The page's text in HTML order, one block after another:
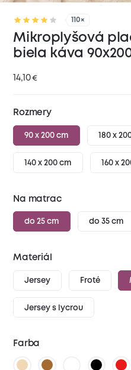
110×
Mikroplyšová
biela káva
14,10€
Rozmery
90 x 200 cm 180 x
140 x 200 cm 160 x
Na matrac
do 25 cm do 35 cm
Materiál
Jersey Froté
Jersey s lycrou
Farba